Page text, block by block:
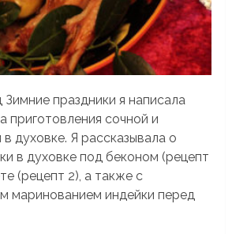
Зимние праздники я написала
приготовления сочной и
духовке. Я рассказывала о
в духовке под беконом (рецепт
(рецепт 2), а также с
маринованием индейки перед